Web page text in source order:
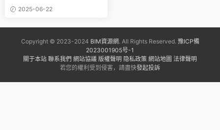
F下載2025-06-22
Copyright © 2023-2024 BIM資源網. All Rights Reserved. 豫ICP備
2023001905号-1
關于本站 聯系我們 網站協議 版權聲明 隐私政策 網站地圖 法律聲明
若您的權利受到侵害，請盡快發起投訴